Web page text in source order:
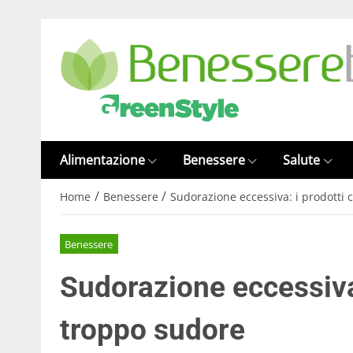
Alimentazione Benessere Salute
Home / Benessere / Sudorazione eccessiva: i prodotti
Benessere
Sudorazione
troppo sudore